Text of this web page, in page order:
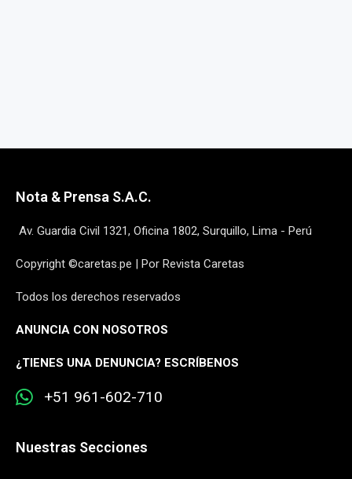
Nota & Prensa S.A.C.
Av. Guardia Civil 1321, Oficina 1802, Surquillo, Lima - Perú
Copyright ©caretas.pe | Por Revista Caretas
Todos los derechos reservados
ANUNCIA CON NOSOTROS
¿TIENES UNA DENUNCIA? ESCRÍBENOS
+51 961-602-710
Nuestras Secciones